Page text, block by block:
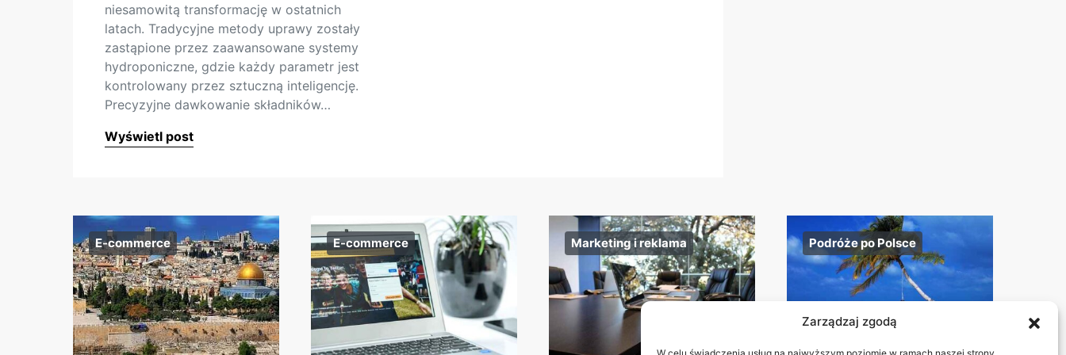
Zarządzaj zgodą
niesamowitą transformację w ostatnich
latach. Tradycyjne metody uprawy zostały
zastąpione przez zaawansowane systemy
hydroponiczne, gdzie każdy parametr jest
kontrolowany przez sztuczną inteligencję.
Precyzyjne dawkowanie składników…
Wyświetl post
E-commerce E-commerce Marketing i reklama Podróże po Polsce